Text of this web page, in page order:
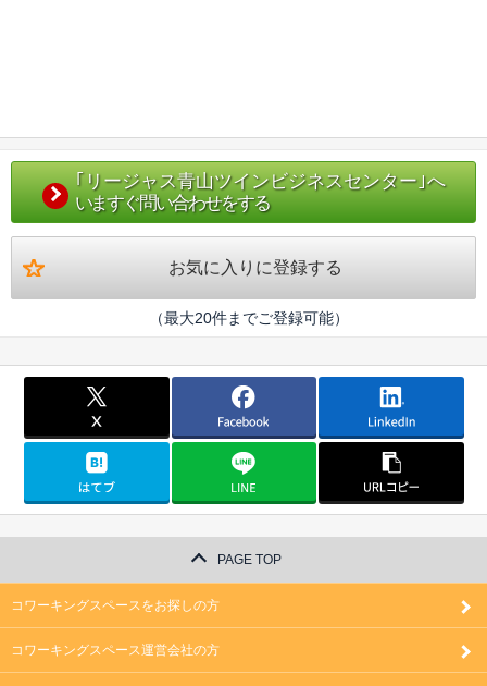
｢リージャス青山ツインビジネスセンター｣へ
いますぐ問い合わせをする
お気に入りに登録する
（最大20件までご登録可能）
PAGE TOP
コワーキングスペースをお探しの方
コワーキングスペース運営会社の方